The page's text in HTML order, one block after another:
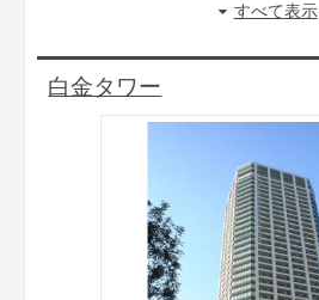
すべて表示
白金タワー